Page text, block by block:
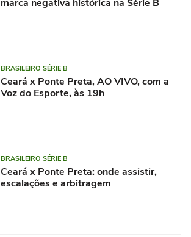
marca negativa histórica na Série B
BRASILEIRO SÉRIE B
Ceará x Ponte Preta, AO VIVO, com a
Voz do Esporte, às 19h
BRASILEIRO SÉRIE B
Ceará x Ponte Preta: onde assistir,
escalações e arbitragem